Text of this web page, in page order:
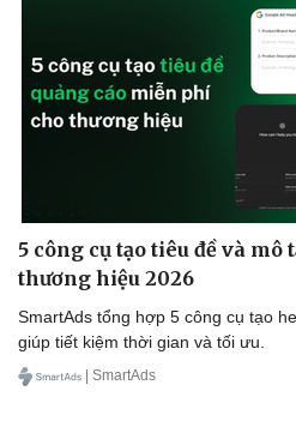
5 công cụ tạo tiêu đề và mô
thương hiệu 2026
SmartAds tổng hợp 5 công cụ tạo
giúp tiết kiệm thời gian và tối ưu.
| SmartAds